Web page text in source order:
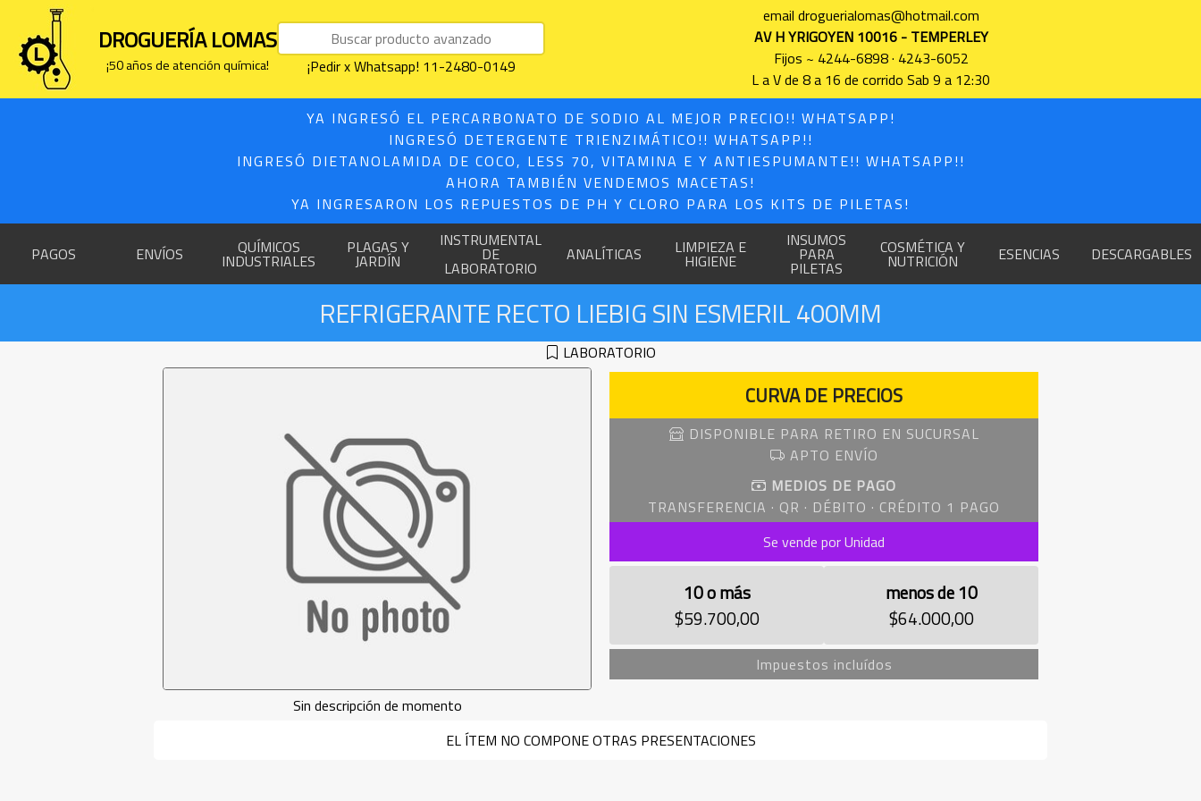
DROGUERÍA LOMAS
¡50 años de atención química! ¡Pedir x Whatsapp! 11-2480-0149
email droguerialomas@hotmail.com
AV H YRIGOYEN 10016 - TEMPERLEY
Fijos ~ 4244-6898 · 4243-6052
L a V de 8 a 16 de corrido Sab 9 a 12:30
YA INGRESÓ EL PERCARBONATO DE SODIO AL MEJOR PRECIO!! WHATSAPP!
INGRESÓ DETERGENTE TRIENZIMÁTICO!! WHATSAPP!!
INGRESÓ DIETANOLAMIDA DE COCO, LESS 70, VITAMINA E Y ANTIESPUMANTE!! WHATSAPP!!
AHORA TAMBIÉN VENDEMOS MACETAS!
YA INGRESARON LOS REPUESTOS DE PH Y CLORO PARA LOS KITS DE PILETAS!
PAGOS ENVÍOS QUÍMICOS
INDUSTRIALES
PLAGAS Y
JARDÍN
INSTRUMENTAL
DE
LABORATORIO
ANALÍTICAS LIMPIEZA E
HIGIENE
INSUMOS
PARA
PILETAS
COSMÉTICA Y
NUTRICIÓN ESENCIAS DESCARGABLES
REFRIGERANTE RECTO LIEBIG SIN ESMERIL 400MM
LABORATORIO
Sin descripción de momento
CURVA DE PRECIOS
DISPONIBLE PARA RETIRO EN SUCURSAL
APTO ENVÍO
MEDIOS DE PAGO
TRANSFERENCIA · QR · DÉBITO · CRÉDITO 1 PAGO
Se vende por Unidad
10 o más
$59.700,00
menos de 10
$64.000,00
Impuestos incluídos
EL ÍTEM NO COMPONE OTRAS PRESENTACIONES